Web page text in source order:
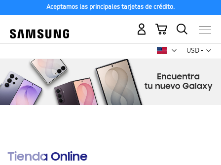
Aceptamos las principales tarjetas de crédito.
USD -
dólar
Mi carrito
Tienda Online